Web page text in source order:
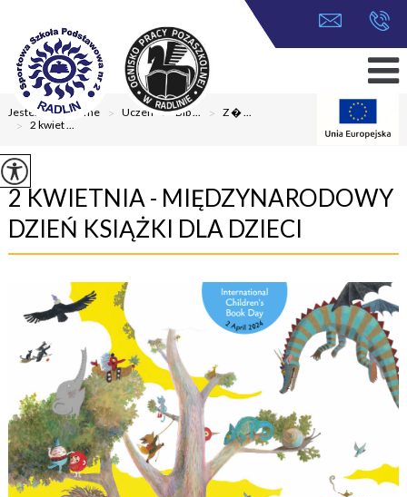
Jesteś tutaj:Home > Uczeń > Bib ... > Z � ...
> 2 kwiet ...
2 KWIETNIA - MIĘDZYNARODOWY
DZIEŃ KSIĄŻKI DLA DZIECI